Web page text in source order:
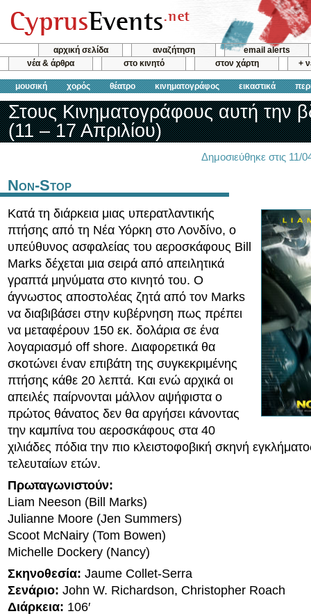
αρχική σελίδα αναζήτηση
email alerts
νέα & άρθρα
στο κινητό στον χάρτη +
μουσική χορός θέατρο κινηματογράφος εικαστικά
Στους Κινηματογράφους αυτή την
(11 – 17 Απριλίου)
Δημοσιεύθηκε στις
Non-Stop
Κατά τη διάρκεια μιας υπερατλαντικής
πτήσης από τη Νέα Υόρκη στο Λονδίνο, ο
υπεύθυνος ασφαλείας του αεροσκάφους Bill
Marks δέχεται μια σειρά από απειλητικά
γραπτά μηνύματα στο κινητό του. Ο
άγνωστος αποστολέας ζητά από τον Marks
να διαβιβάσει στην κυβέρνηση πως πρέπει
να μεταφέρουν 150 εκ. δολάρια σε ένα
λογαριασμό off shore. Διαφορετικά θα
σκοτώνει έναν επιβάτη της συγκεκριμένης
πτήσης κάθε 20 λεπτά. Και ενώ αρχικά οι
απειλές παίρνονται μάλλον αψήφιστα ο
πρώτος θάνατος δεν θα αργήσει κάνοντας
την καμπίνα του αεροσκάφους στα 40
χιλιάδες πόδια την πιο κλειστοφοβική σκηνή
τελευταίων ετών.
Πρωταγωνιστούν:
Liam Neeson (Bill Marks)
Julianne Moore (Jen Summers)
Scoot McNairy (Tom Bowen)
Michelle Dockery (Nancy)
Σκηνοθεσία: Jaume Collet-Serra
Σενάριο: John W. Richardson, Christopher Roach
Διάρκεια: 106′